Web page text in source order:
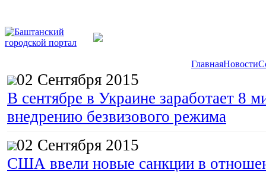
ГлавнаяНовости
02 Сентября 2015
В сентябре в Украине заработает 8
внедрению безвизового режима
02 Сентября 2015
США ввели новые санкции в